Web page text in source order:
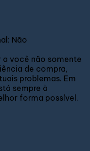
Não
você não somente
de compra,
problemas. Em
sempre à
forma possível.